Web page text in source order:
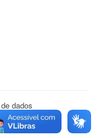
dados